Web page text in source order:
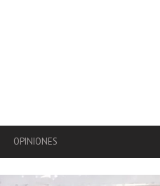
OPINIONES